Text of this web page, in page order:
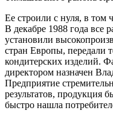
Ее строили с нуля, в том
В декабре 1988 года все
установили
стран Европы, передали
кондитерских изделий.
директором назначен
Предприятие
результатов, продукция
быстро нашла